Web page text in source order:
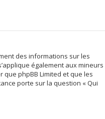
des informations sur les
également aux mineurs
phpBB Limited et que les
porte sur la question « Qui